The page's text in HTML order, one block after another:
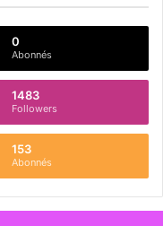
0
Abonnés
1483
Followers
153
Abonnés